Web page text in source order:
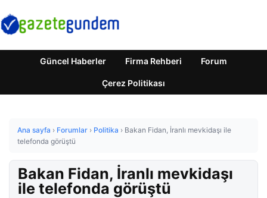
Güncel Haberler Firma Rehberi Forum
Çerez Politikası
Ana sayfa › Forumlar › Politika › Bakan Fidan, İranlı mevkidaşı ile
telefonda görüştü
Bakan Fidan, İranlı mevkidaşı
ile telefonda görüştü